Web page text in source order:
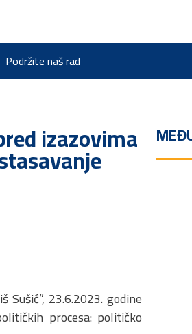
Podržite naš rad
izazovima
23.6.2023. godine
procesa: političko